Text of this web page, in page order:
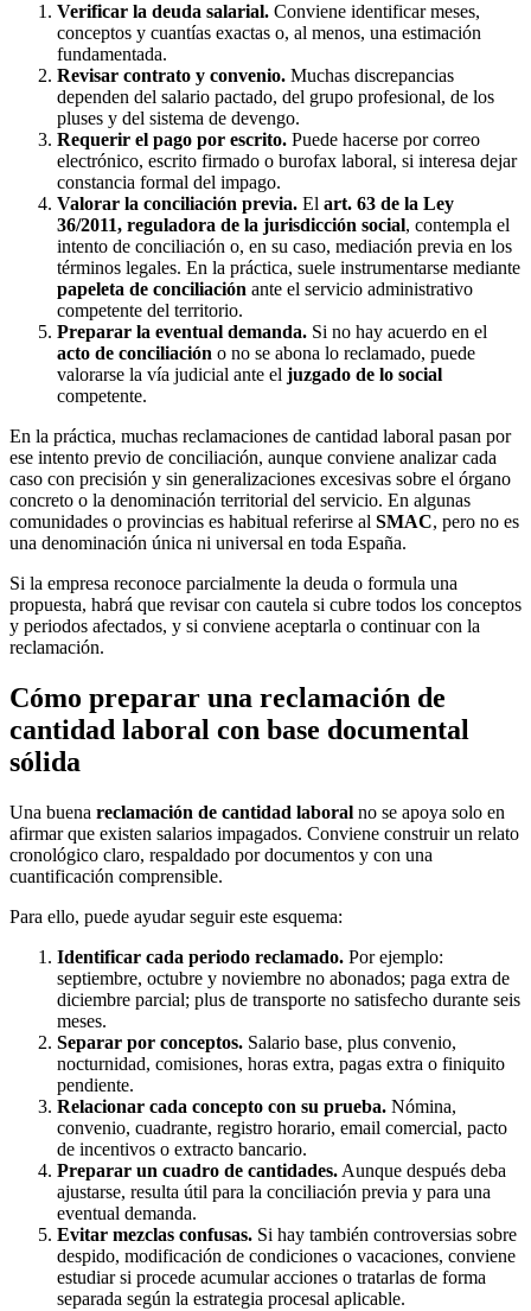
Verificar la deuda salarial. Conviene identificar meses,
conceptos y cuantías exactas o, al menos, una estimación
fundamentada.
Revisar contrato y convenio. Muchas discrepancias
dependen del salario pactado, del grupo profesional, de los
pluses y del sistema de devengo.
Requerir el pago por escrito. Puede hacerse por correo
electrónico, escrito firmado o burofax laboral, si interesa dejar
constancia formal del impago.
Valorar la conciliación previa. El art. 63 de la Ley
36/2011, reguladora de la jurisdicción social, contempla el
intento de conciliación o, en su caso, mediación previa en los
términos legales. En la práctica, suele instrumentarse mediante
papeleta de conciliación ante el servicio administrativo
competente del territorio.
Preparar la eventual demanda. Si no hay acuerdo en el
acto de conciliación o no se abona lo reclamado, puede
valorarse la vía judicial ante el juzgado de lo social
competente.
En la práctica, muchas reclamaciones de cantidad laboral pasan por
ese intento previo de conciliación, aunque conviene analizar cada
caso con precisión y sin generalizaciones excesivas sobre el órgano
concreto o la denominación territorial del servicio. En algunas
comunidades o provincias es habitual referirse al SMAC, pero no es
una denominación única ni universal en toda España.
Si la empresa reconoce parcialmente la deuda o formula una
propuesta, habrá que revisar con cautela si cubre todos los conceptos
y periodos afectados, y si conviene aceptarla o continuar con la
reclamación.
Cómo preparar una reclamación de
cantidad laboral con base documental
sólida
Una buena reclamación de cantidad laboral no se apoya solo en
afirmar que existen salarios impagados. Conviene construir un relato
cronológico claro, respaldado por documentos y con una
cuantificación comprensible.
Para ello, puede ayudar seguir este esquema:
Identificar cada periodo reclamado. Por ejemplo:
septiembre, octubre y noviembre no abonados; paga extra de
diciembre parcial; plus de transporte no satisfecho durante seis
meses.
Separar por conceptos. Salario base, plus convenio,
nocturnidad, comisiones, horas extra, pagas extra o finiquito
pendiente.
Relacionar cada concepto con su prueba. Nómina,
convenio, cuadrante, registro horario, email comercial, pacto
de incentivos o extracto bancario.
Preparar un cuadro de cantidades. Aunque después deba
ajustarse, resulta útil para la conciliación previa y para una
eventual demanda.
Evitar mezclas confusas. Si hay también controversias sobre
despido, modificación de condiciones o vacaciones, conviene
estudiar si procede acumular acciones o tratarlas de forma
separada según la estrategia procesal aplicable.